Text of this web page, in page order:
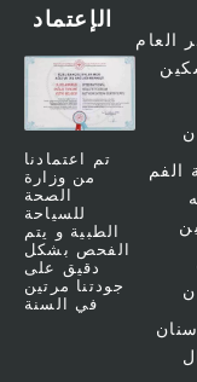
الإعتماد
تم اعتمادنا
من وزارة
الطبية و يتم
الفحص بشكل
دقيق على
جودتنا مرتين
في السنة